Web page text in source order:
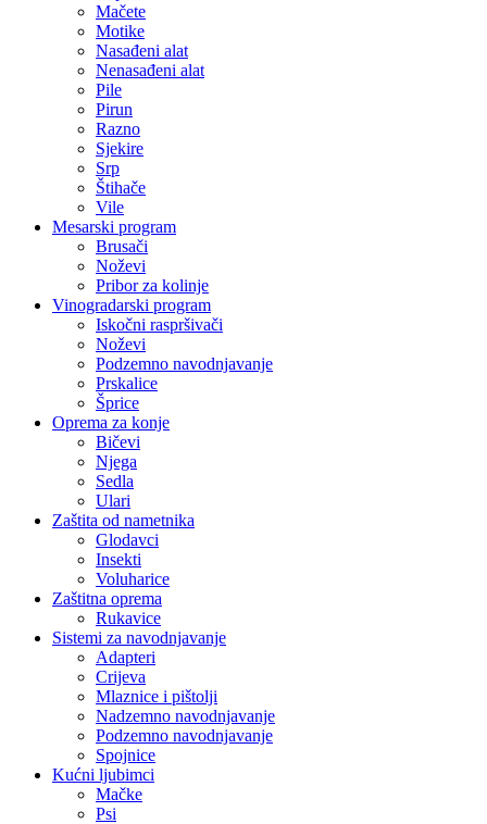
Mačete
Motike
Nasađeni alat
Nenasađeni alat
Pile
Pirun
Razno
Sjekire
Srp
Štihače
Vile
Mesarski program
Brusači
Noževi
Pribor za kolinje
Vinogradarski program
Iskočni raspršivači
Noževi
Podzemno navodnjavanje
Prskalice
Šprice
Oprema za konje
Bičevi
Njega
Sedla
Ulari
Zaštita od nametnika
Glodavci
Insekti
Voluharice
Zaštitna oprema
Rukavice
Sistemi za navodnjavanje
Adapteri
Crijeva
Mlaznice i pištolji
Nadzemno navodnjavanje
Podzemno navodnjavanje
Spojnice
Kućni ljubimci
Mačke
Psi